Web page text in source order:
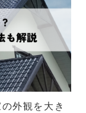
外観を大き